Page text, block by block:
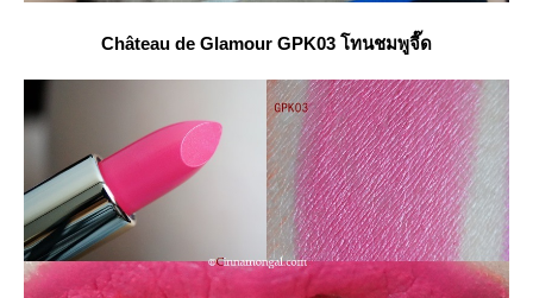
Château de Glamour GPK03 โทนชมพูจี๊ด